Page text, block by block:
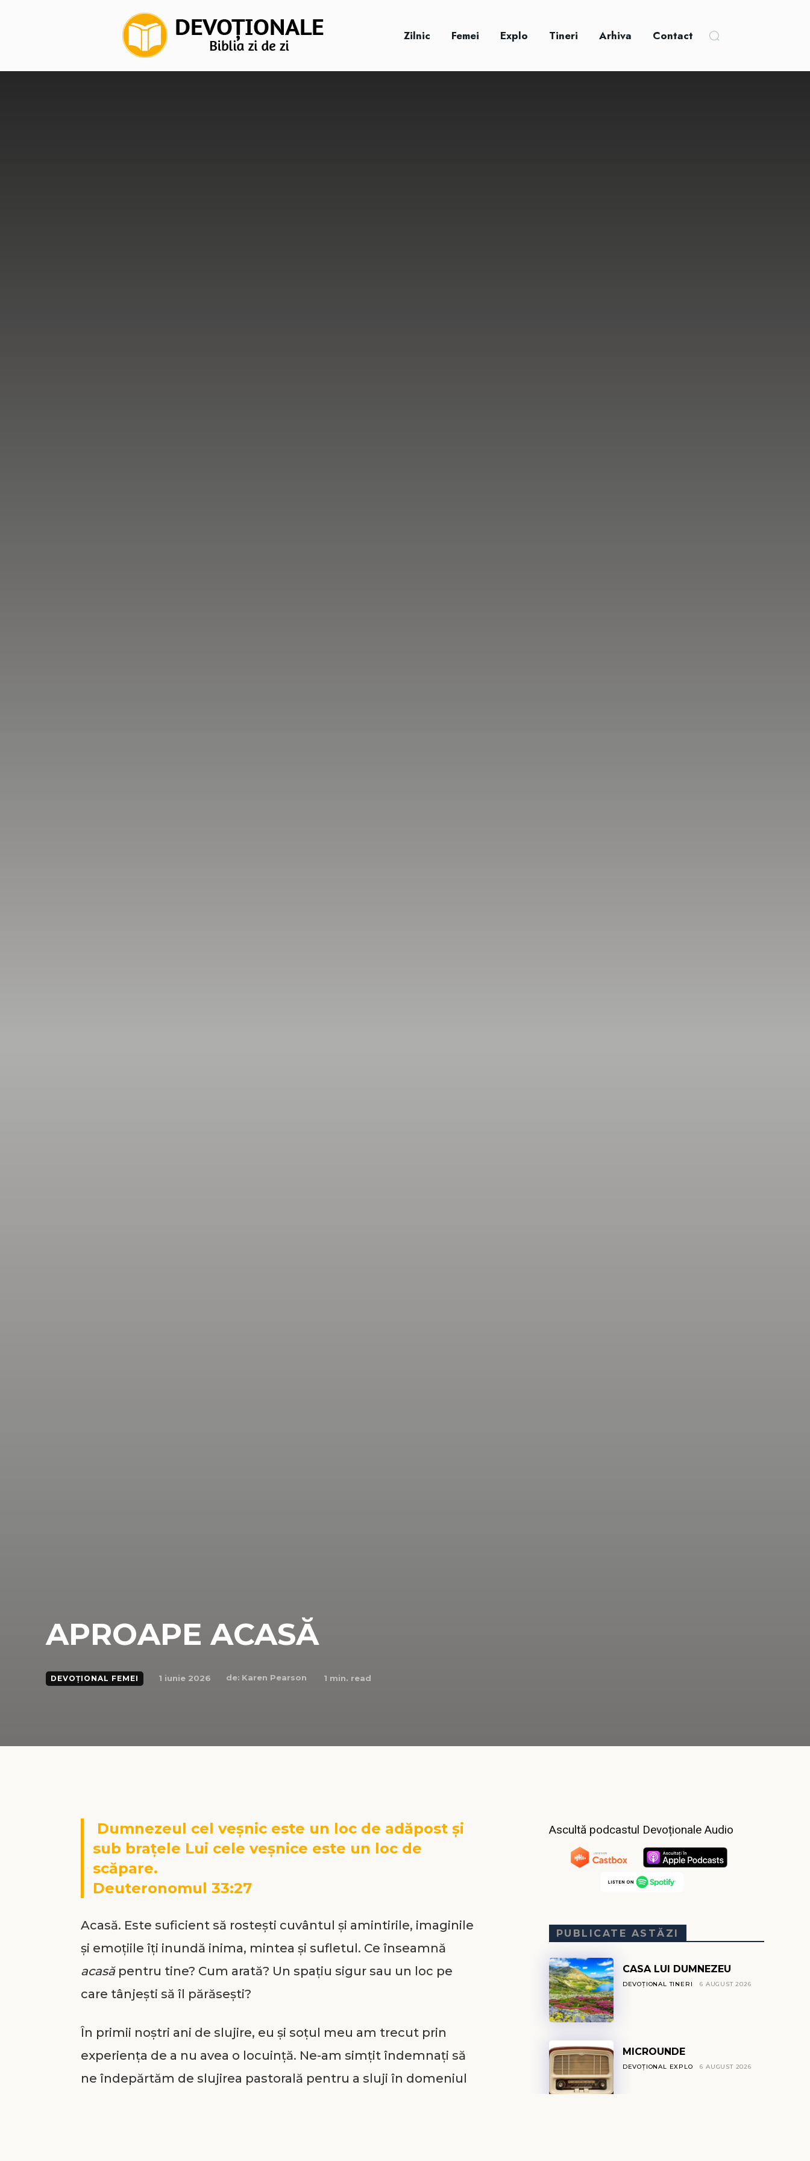
Zilnic Femei Explo Tineri Arhiva Contact
APROAPE ACASĂ
DEVOȚIONAL FEMEI 1 iunie 2026 de: Karen Pearson 1 min. read
Dumnezeul cel veșnic este un loc de adăpost și
sub brațele Lui cele veșnice este un loc de
scăpare.
Deuteronomul 33:27
Acasă. Este suficient să rostești cuvântul și amintirile, imaginile
și emoțiile îți inundă inima, mintea și sufletul. Ce înseamnă
acasă pentru tine? Cum arată? Un spațiu sigur sau un loc pe
care tânjești să îl părăsești?
În primii noștri ani de slujire, eu și soțul meu am trecut prin
experiența de a nu avea o locuință. Ne-am simțit îndemnați să
ne îndepărtăm de slujirea pastorală pentru a sluji în domeniul
Ascultă podcastul Devoționale Audio
PUBLICATE ASTĂZI
CASA LUI DUMNEZEU
DEVOȚIONAL TINERI 6 AUGUST 2026
MICROUNDE
DEVOȚIONAL EXPLO 6 AUGUST 2026